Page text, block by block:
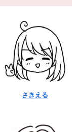
さきえる